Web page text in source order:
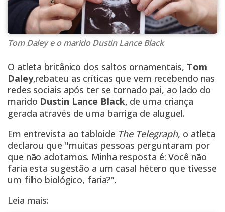
Tom Daley e o marido Dustin Lance Black
O atleta britânico dos saltos ornamentais, Tom
Daley,rebateu as críticas que vem recebendo nas
redes sociais após ter se tornado pai, ao lado do
marido Dustin Lance Black, de uma criança
gerada através de uma barriga de aluguel.
Em entrevista ao tabloide The Telegraph, o atleta
declarou que "muitas pessoas perguntaram por
que não adotamos. Minha resposta é: Você não
faria esta sugestão a um casal hétero que tivesse
um filho biológico, faria?".
Leia mais: